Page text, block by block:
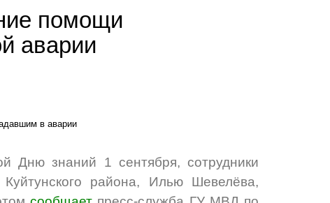
помощи
аварии
Дню знаний 1 сентября, сотрудники
района, Илью Шевелёва,